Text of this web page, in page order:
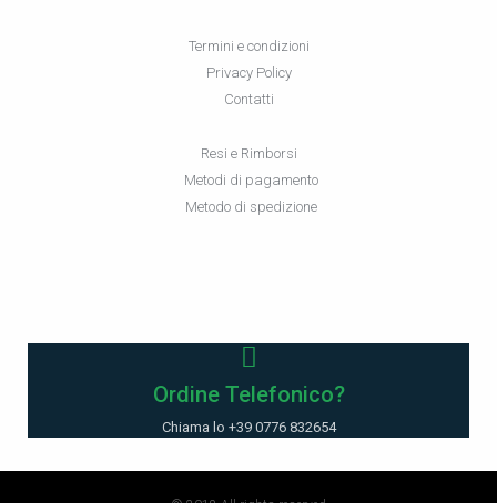
Termini e condizioni
Privacy Policy
Contatti
Resi e Rimborsi
Metodi di pagamento
Metodo di spedizione
Ordine Telefonico?
Chiama lo +39 0776 832654